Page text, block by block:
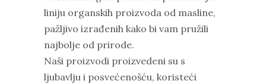
liniju organskih proizvoda od masline,
pažljivo izrađenih kako bi vam pružili
najbolje od prirode.
Naši proizvodi proizvedeni su s
ljubavlju i posvećenošću, koristeći